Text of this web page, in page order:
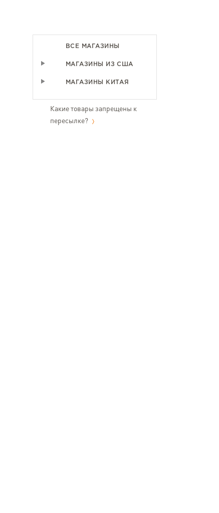
ВСЕ МАГАЗИНЫ
МАГАЗИНЫ ИЗ США
МАГАЗИНЫ КИТАЯ
Какие товары запрещены к
пересылке?